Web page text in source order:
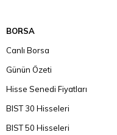
BORSA
Canlı Borsa
Günün Özeti
Hisse Senedi Fiyatları
BIST 30 Hisseleri
BIST 50 Hisseleri